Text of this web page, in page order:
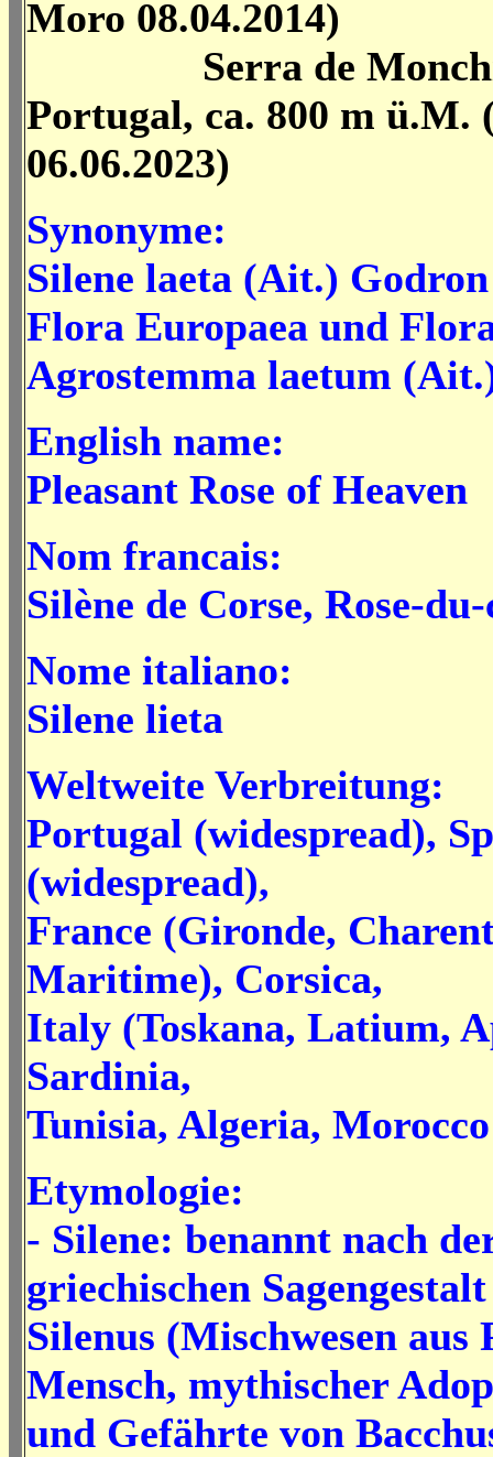
Moro 08.04.2014)
Serra de
Portugal, ca. 800 m ü.M.
06.06.2023)
Synonyme:
Silene laeta (Ait.)
Flora Europaea und
Agrostemma laetum
English name:
Pleasant Rose of Heaven
Nom francais:
Silène de Corse, Rose-
Nome italiano:
Silene lieta
Weltweite Verbreitung:
Portugal (widespread),
(widespread),
France (Gironde,
Maritime), Corsica,
Italy (Toskana, Latium,
Sardinia,
Tunisia, Algeria, Morocco
Etymologie:
- Silene: benannt nach
griechischen
Silenus (Mischwesen aus
Mensch, mythischer
und Gefährte von